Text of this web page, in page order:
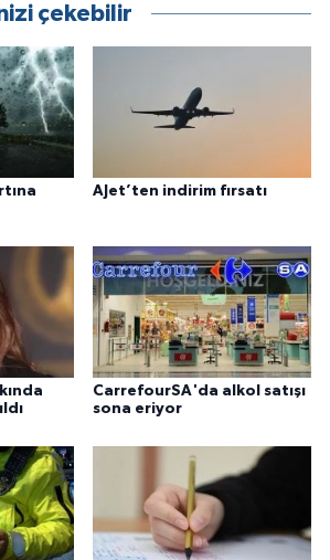
çekebilir
AJet’ten indirim fırsatı
CarrefourSA'da alkol satışı
sona eriyor